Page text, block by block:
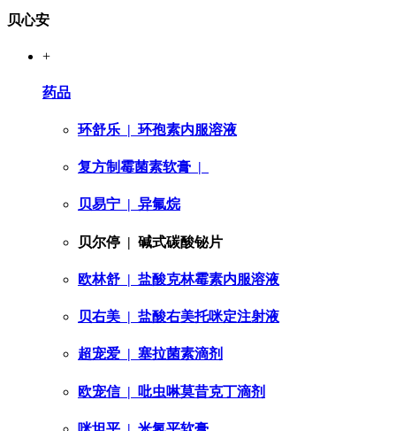
贝心安
+
药品
环舒乐 | 环孢素内服溶液
复方制霉菌素软膏 |
贝易宁 | 异氟烷
贝尔停 | 碱式碳酸铋片
欧林舒 | 盐酸克林霉素内服溶液
贝右美 | 盐酸右美托咪定注射液
超宠爱 | 塞拉菌素滴剂
欧宠信| 吡虫啉莫昔克丁滴剂